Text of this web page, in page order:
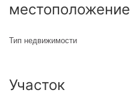
местоположение
Тип недвижимости
Участок